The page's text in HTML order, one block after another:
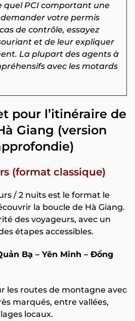
quel PCI comportant une
votre permis
de contrôle, essayez
et de leur expliquer
La plupart des agents à
avec les motards
pour l’itinéraire de
Giang (version
(format classique)
/ 2 nuits est le format le
la boucle de Hà Giang.
des voyageurs, avec un
étapes accessibles.
Bạ – Yên Minh – Đồng
les routes de montagne avec
marqués, entre vallées,
locaux.